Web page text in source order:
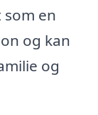
en
og kan
og